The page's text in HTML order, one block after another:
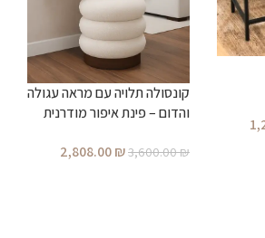
קונסולה תלויה עם מראה עגולה
והדום – פינת איפור מודרנית
3,600.00₪
2,808.00₪